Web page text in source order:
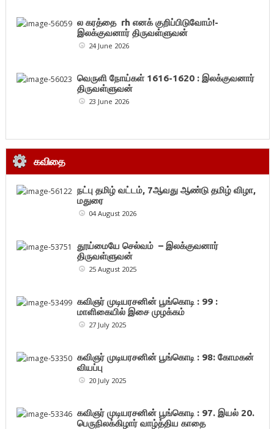
ல கரத்தை rh எனக் குறிப்பிடுவோம்!-
இலக்குவனார் திருவள்ளுவன்
24 June 2026
வெருளி நோய்கள் 1616-1620 : இலக்குவனார்
திருவள்ளுவன்
23 June 2026
கவிதை
நட்பு தமிழ் வட்டம், 7ஆவது ஆண்டு தமிழ் விழா,
மதுரை
04 August 2026
தூய்மையே செல்வம் – இலக்குவனார்
திருவள்ளுவன்
25 August 2025
கவிஞர் முடியரசனின் பூங்கொடி : 99 :
மாளிகையில் இசை முழக்கம்
27 July 2025
கவிஞர் முடியரசனின் பூங்கொடி : 98: கோமகன்
வியப்பு
20 July 2025
கவிஞர் முடியரசனின் பூங்கொடி : 97. இயல் 20.
பெருநிலக்கிழார் வாழ்த்திய காதை